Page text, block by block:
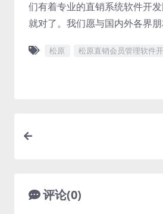
们有着专业的直销系统软件开
就对了。我们愿与国内外各界
松原 松原直销会员管理软件
评论(0)